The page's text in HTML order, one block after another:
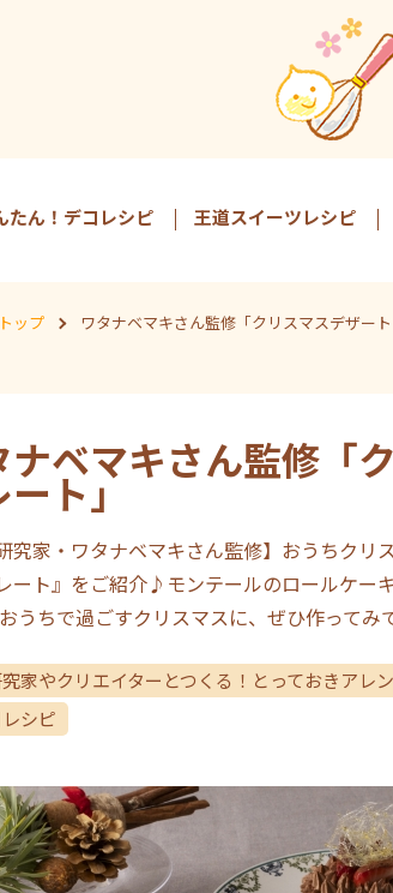
たん！デコレシピ 王道スイーツレシピ
ップ ワタナベマキさん監修「クリスマスデザート
ナベマキさん監修「
ト」
究家・ワタナベマキさん監修】おうちク
ート』をご紹介♪モンテールのロールケー
うちで過ごすクリスマスに、ぜひ作ってみ
家やクリエイターとつくる！とっておきアレ
シピ